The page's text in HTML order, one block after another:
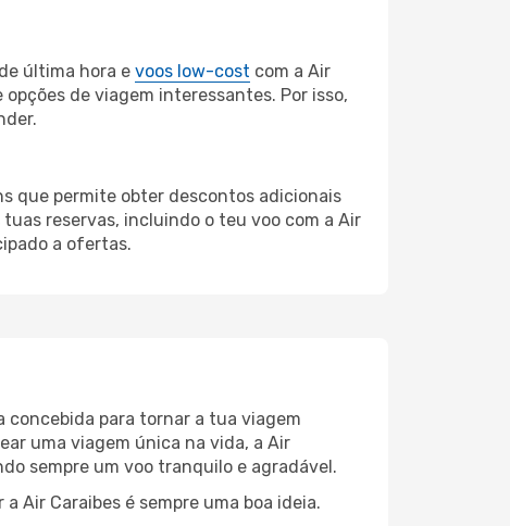
última hora e voos low-cost com a Air
de viagem interessantes. Por isso,
que permite obter descontos adicionais
reservas, incluindo o teu voo com a Air
a ofertas.
concebida para tornar a tua viagem
uma viagem única na vida, a Air
sempre um voo tranquilo e agradável.
Air Caraibes é sempre uma boa ideia.